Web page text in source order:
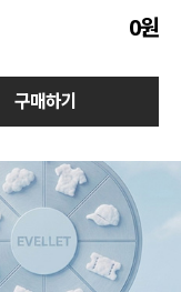
0원
구매하기